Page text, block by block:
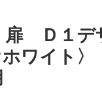
Ｄ１デ
ワイト〉